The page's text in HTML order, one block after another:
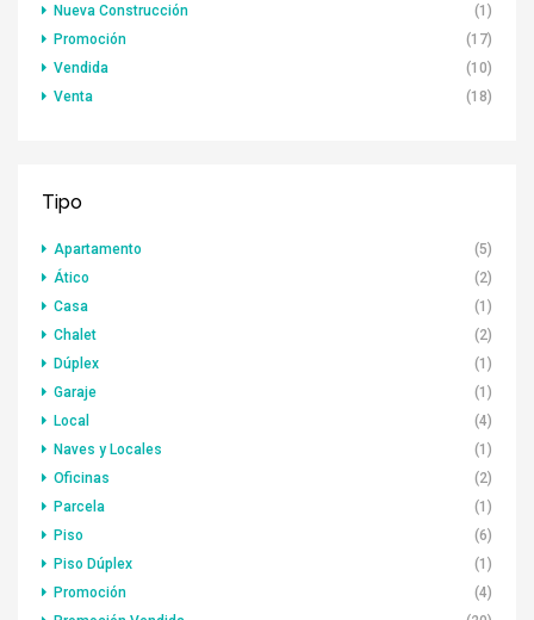
Nueva Construcción
(1)
Promoción
(17)
Vendida
(10)
Venta
(18)
Tipo
Apartamento
(5)
Ático
(2)
Casa
(1)
Chalet
(2)
Dúplex
(1)
Garaje
(1)
Local
(4)
Naves y Locales
(1)
Oficinas
(2)
Parcela
(1)
Piso
(6)
Piso Dúplex
(1)
Promoción
(4)